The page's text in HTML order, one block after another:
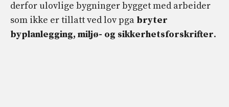
derfor ulovlige bygninger bygget med arbeider
som ikke er tillatt ved lov pga bryter
byplanlegging, miljø- og sikkerhetsforskrifter.